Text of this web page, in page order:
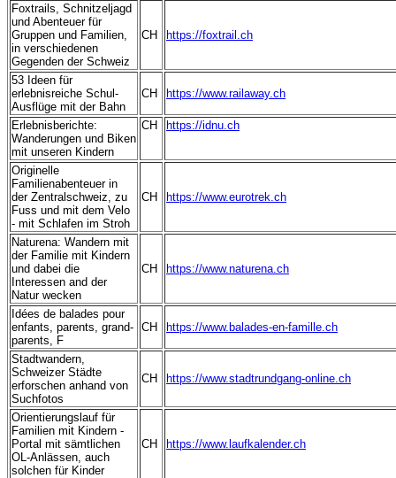
Foxtrails, Schnitzeljagd
und Abenteuer für
Gruppen und Familien,
in verschiedenen
Gegenden der Schweiz
CH https://foxtrail.ch
53 Ideen für
erlebnisreiche Schul-
Ausflüge mit der Bahn
CH https://www.railaway.ch
Erlebnisberichte:
Wanderungen und Biken
mit unseren Kindern
CH https://idnu.ch
Originelle
Familienabenteuer in
der Zentralschweiz, zu
Fuss und mit dem Velo
- mit Schlafen im Stroh
CH https://www.eurotrek.ch
Naturena: Wandern mit
der Familie mit Kindern
und dabei die
Interessen and der
Natur wecken
CH https://www.naturena.ch
Idées de balades pour
enfants, parents, grand-
parents, F
CH https://www.balades-en-famille.ch
Stadtwandern,
Schweizer Städte
erforschen anhand von
Suchfotos
CH https://www.stadtrundgang-online.ch
Orientierungslauf für
Familien mit Kindern -
Portal mit sämtlichen
OL-Anlässen, auch
solchen für Kinder
CH https://www.laufkalender.ch